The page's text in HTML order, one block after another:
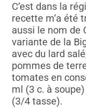
C’est dans la
recette m’a été
aussi le nom de
variante de la
avec du lard
pommes de
tomates en
ml (3 c. à
(3/4 tasse).